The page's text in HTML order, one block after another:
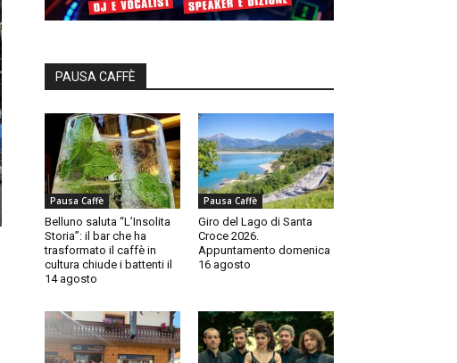
PAUSA CAFFÈ
Pausa Caffè
Belluno saluta “L’Insolita
Storia”: il bar che ha
trasformato il caffè in
cultura chiude i battenti il
14 agosto
Pausa Caffè
Giro del Lago di Santa
Croce 2026.
Appuntamento domenica
16 agosto